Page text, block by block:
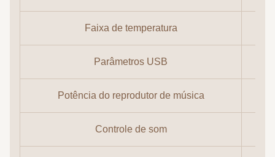
Faixa de temperatura
Parâmetros USB
Potência do reprodutor de música
Controle de som